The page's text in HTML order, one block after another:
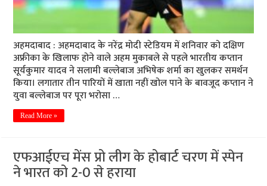
अहमदाबाद : अहमदाबाद के नरेंद्र मोदी स्टेडियम में शनिवार को दक्षिण
अफ्रीका के खिलाफ होने वाले अहम मुकाबले से पहले भारतीय कप्तान
सूर्यकुमार यादव ने सलामी बल्लेबाज अभिषेक शर्मा का खुलकर समर्थन
किया। लगातार तीन पारियों में खाता नहीं खोल पाने के बावजूद कप्तान ने
युवा बल्लेबाज पर पूरा भरोसा …
Read More »
एफआईएच मेंस प्रो लीग के होबार्ट चरण में स्पेन
ने भारत को 2-0 से हराया